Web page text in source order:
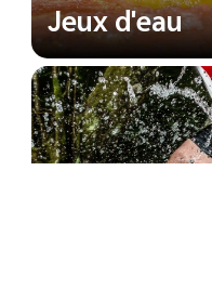
Jeux d'eau